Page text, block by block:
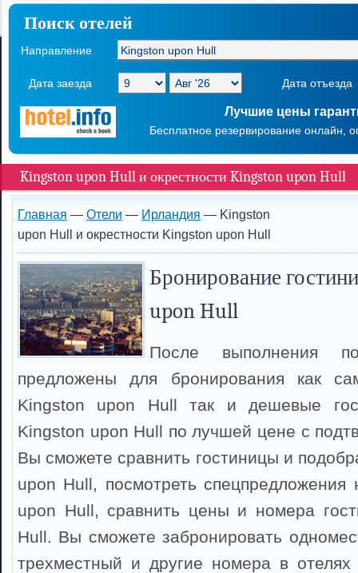
Поиск отелей
Направление
Дата заезда Дата отъезда
Лучшие цены
Бесплатное резервирование онлайн,
Kingston upon Hull и окрестности Kingston upon Hull
Главная — Отели — Ирландия — Kingston
upon Hull и окрестности Kingston upon Hull
Бронирование
upon Hull
После выполнения
предложены для бронирования как
Kingston upon Hull так и дешевые
Kingston upon Hull по лучшей цене с
Вы сможете сравнить гостиницы и
upon Hull, посмотреть
upon Hull, сравнить цены и номера
Hull. Вы сможете забронировать
трехместный и другие номера в